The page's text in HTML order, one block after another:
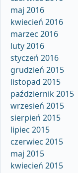
maj 2016
kwiecień 2016
marzec 2016
luty 2016
styczeń 2016
grudzień 2015
listopad 2015
październik 2015
wrzesień 2015
sierpień 2015
lipiec 2015
czerwiec 2015
maj 2015
kwiecień 2015